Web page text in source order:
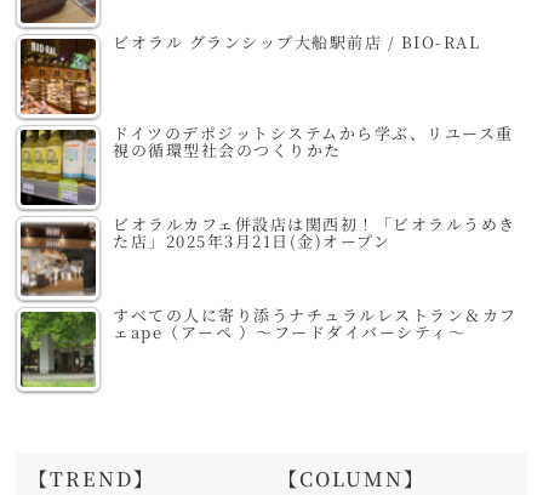
ビオラル グランシップ大船駅前店 / BIO-RAL
ドイツのデポジットシステムから学ぶ、リユース重
視の循環型社会のつくりかた
ビオラルカフェ併設店は関西初！「ビオラルうめき
た店」2025年3月21日(金)オープン
すべての人に寄り添うナチュラルレストラン＆カフ
ェape（アーペ ）～フードダイバーシティ～
【TREND】 【COLUMN】